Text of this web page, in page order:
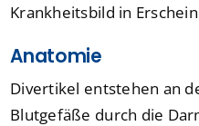
Krankheitsbild in
Anatomie
Divertikel entstehen an
Blutgefäße durch die